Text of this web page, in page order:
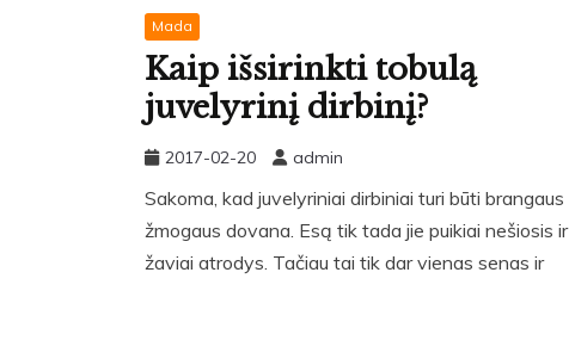
Mada
Kaip išsirinkti tobulą
juvelyrinį dirbinį?
2017-02-20 admin
Sakoma, kad juvelyriniai dirbiniai turi būti brangaus
žmogaus dovana. Esą tik tada jie puikiai nešiosis ir
žaviai atrodys. Tačiau tai tik dar vienas senas ir